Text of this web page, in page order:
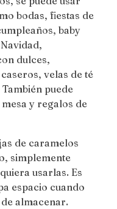
bodas, fiestas de
baby
dulces,
velas de té
puede
y regalos de
de caramelos
simplemente
usarlas. Es
espacio cuando
almacenar.